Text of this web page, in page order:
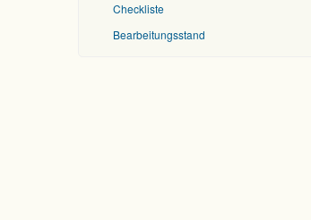
Checkliste
Bearbeitungsstand